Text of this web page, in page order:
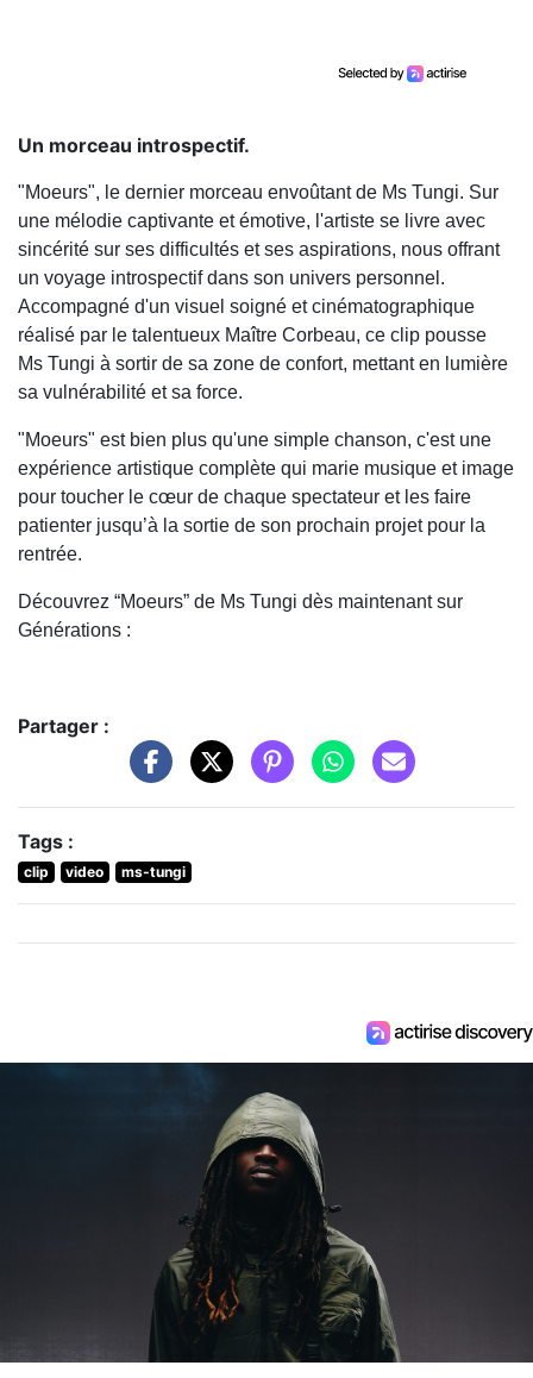
Un morceau introspectif.
"Moeurs", le dernier morceau envoûtant de Ms Tungi. Sur
une mélodie captivante et émotive, l'artiste se livre avec
sincérité sur ses difficultés et ses aspirations, nous offrant
un voyage introspectif dans son univers personnel.
Accompagné d'un visuel soigné et cinématographique
réalisé par le talentueux Maître Corbeau, ce clip pousse
Ms Tungi à sortir de sa zone de confort, mettant en lumière
sa vulnérabilité et sa force.
"Moeurs" est bien plus qu'une simple chanson, c'est une
expérience artistique complète qui marie musique et image
pour toucher le cœur de chaque spectateur et les faire
patienter jusqu’à la sortie de son prochain projet pour la
rentrée.
Découvrez “Moeurs” de Ms Tungi dès maintenant sur
Générations :
Partager :
Tags :
clip video ms-tungi